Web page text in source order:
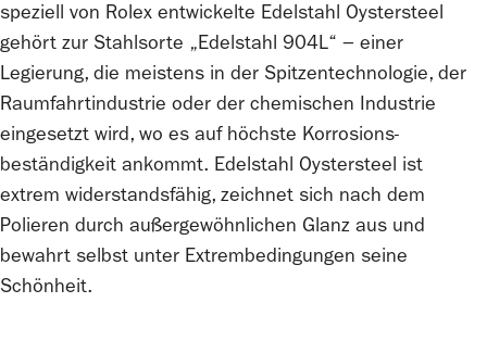
speziell von Rolex entwickelte Edelstahl Oystersteel
gehört zur Stahlsorte „Edelstahl 904L“ − einer
Legierung, die meistens in der Spitzen­technologie, der
Raumfahrt­industrie oder der chemischen Industrie
eingesetzt wird, wo es auf höchste Korrosions­
beständigkeit ankommt. Edelstahl Oystersteel ist
extrem widerstandsfähig, zeichnet sich nach dem
Polieren durch außergewöhnlichen Glanz aus und
bewahrt selbst unter Extrem­bedingungen seine
Schönheit.